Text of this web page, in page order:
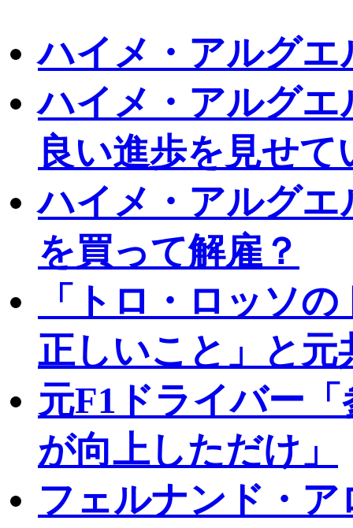
ハイメ・アルグ
ハイメ・アルグ
良い進歩を見せて
ハイメ・アルグ
を買って解雇？
「トロ・ロッソ
正しいこと」と元
元F1ドライバー
が向上しただけ」
フェルナンド・